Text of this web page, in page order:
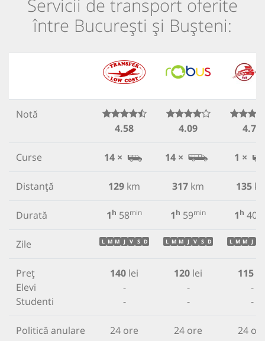
Servicii de transport oferite
între București și Bușteni:
Notă
4.58
4.09 4.78
Curse 14 × 14 × 1 ×
Distanță 129 km 317 km 135
Durată 1h 58min 1h 59min 1h 40
Zile L M M J V S D L M M J V S D L M M J
Preț
Elevi
Studenti
140 lei
-
-
120 lei
-
-
115
-
-
Politică anulare 24 ore 24 ore 24